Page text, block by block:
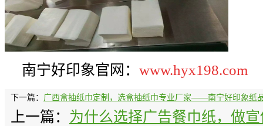
南宁好印象官网： www.hyx198.com
下一篇： 广西盒抽纸巾定制，选盒抽纸巾专业厂家——南宁好印象纸
上一篇： 为什么选择广告餐巾纸，做